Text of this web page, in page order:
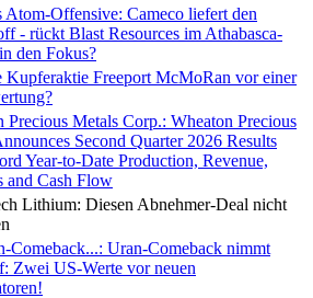
Atom-Offensive: Cameco liefert den
- rückt Blast Resources im Athabasca-
den Fokus?
Kupferaktie Freeport McMoRan vor einer
Precious Metals Corp.: Wheaton Precious
Second Quarter 2026 Results
Year-to-Date Production, Revenue,
and Cash Flow
Lithium: Diesen Abnehmer-Deal nicht
Comeback...: Uran-Comeback nimmt
Zwei US-Werte vor neuen